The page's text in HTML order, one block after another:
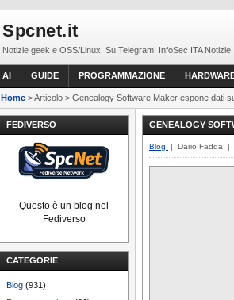
Spcnet.it
Notizie geek e OSS/Linux. Su Telegram: InfoSec ITA Notizie
AI GUIDE PROGRAMMAZIONE
Home > Articolo > Genealogy Software Maker espone dati
FEDIVERSO
Questo è un blog nel
Fediverso
CATEGORIE
Blog (931)
GENEALOGY
Blog | Dario Fadda |